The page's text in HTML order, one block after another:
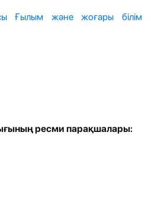
Ғылым және жоғары білім
ресми парақшалары: